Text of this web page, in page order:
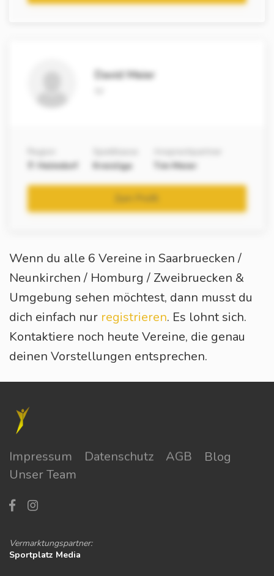
David Meier
Helmdorf
Kreisliga
Tim Meier
Wenn du alle 6 Vereine in Saarbruecken /
Neunkirchen / Homburg / Zweibruecken &
Umgebung sehen möchtest, dann musst du
dich einfach nur registrieren. Es lohnt sich.
Kontaktiere noch heute Vereine, die genau
deinen Vorstellungen entsprechen.
Impressum Datenschutz AGB
Blog
Unser Team
Vermarktungspartner:
Sportplatz Media